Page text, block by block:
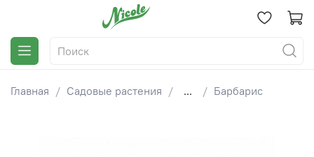
Главная Садовые растения ... Барбарис